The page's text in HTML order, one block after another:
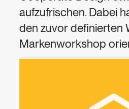
aufzufrischen. Dabei
den zuvor definierten
Markenworkshop